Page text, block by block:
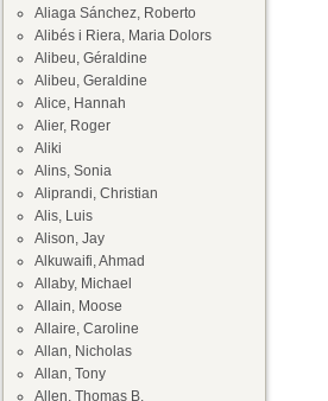
Aliaga Sánchez, Roberto
Alibés i Riera, Maria Dolors
Alibeu, Géraldine
Alibeu, Geraldine
Alice, Hannah
Alier, Roger
Aliki
Alins, Sonia
Aliprandi, Christian
Alis, Luis
Alison, Jay
Alkuwaifi, Ahmad
Allaby, Michael
Allain, Moose
Allaire, Caroline
Allan, Nicholas
Allan, Tony
Allen, Thomas B.